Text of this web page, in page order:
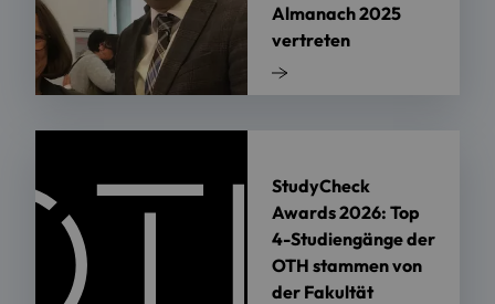
Almanach 2025
vertreten
StudyCheck
Awards 2026: Top
4-Studiengänge der
OTH stammen von
der Fakultät